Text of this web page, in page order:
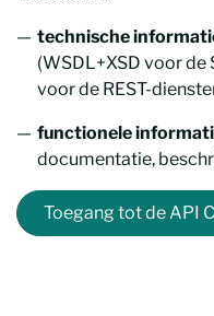
technische
(WSDL+XSD voor
voor de REST-
functionele
documentatie,
Toegang tot de API